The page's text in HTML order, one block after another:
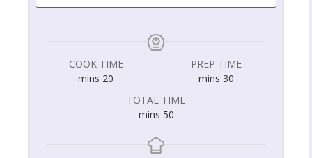
PREP TIME
30
mins
COOK TIME
20
mins
TOTAL TIME
50
mins